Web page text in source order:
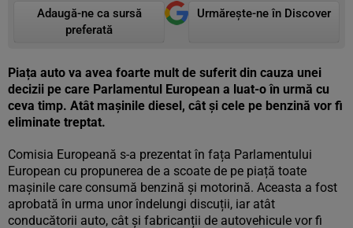
Adaugă-ne ca sursă
preferată
Urmărește-ne în Discover
Piața auto va avea foarte mult de suferit din cauza unei
decizii pe care Parlamentul European a luat-o în urmă cu
ceva timp. Atât mașinile diesel, cât și cele pe benzină vor fi
eliminate treptat.
Comisia Europeană s-a prezentat în fața Parlamentului
European cu propunerea de a scoate de pe piață toate
mașinile care consumă benzină și motorină. Aceasta a fost
aprobată în urma unor îndelungi discuții, iar atât
conducătorii auto, cât și fabricanții de autovehicule vor fi